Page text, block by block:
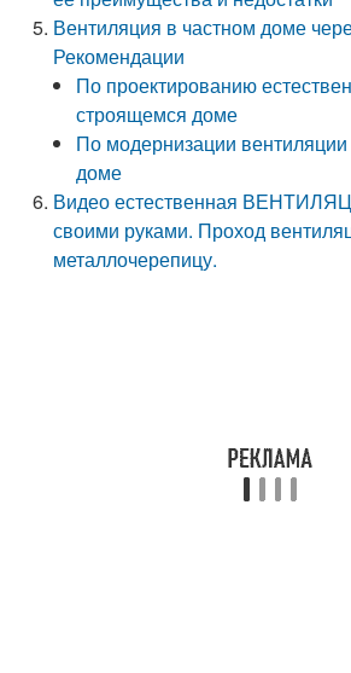
Вентиляция в частном доме
Рекомендации
По проектированию
строящемся доме
По модернизации
доме
Видео естественная
своими руками. Проход
металлочерепицу.